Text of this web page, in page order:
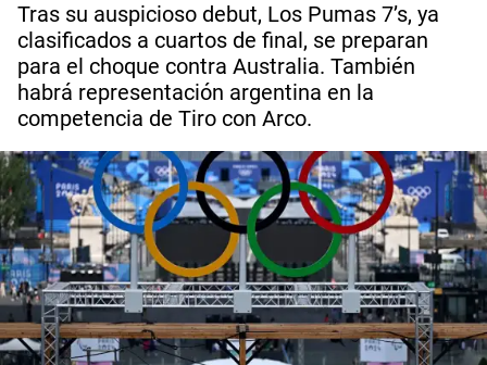
Tras su auspicioso debut, Los Pumas 7’s, ya
clasificados a cuartos de final, se preparan
para el choque contra Australia. También
habrá representación argentina en la
competencia de Tiro con Arco.